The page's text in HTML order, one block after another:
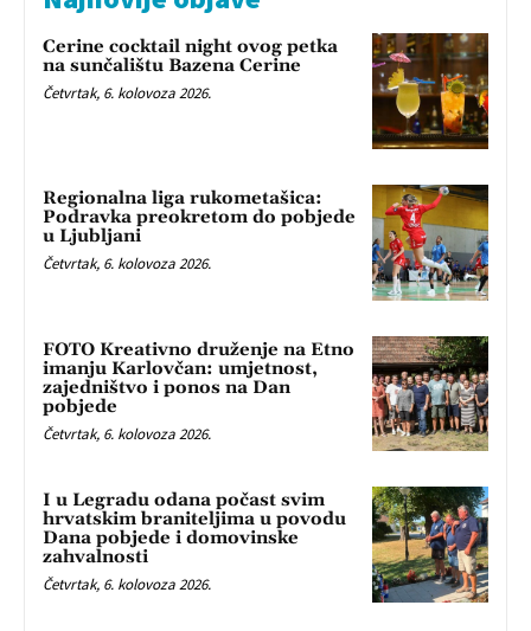
Cerine cocktail night ovog petka
na sunčalištu Bazena Cerine
Četvrtak, 6. kolovoza 2026.
Regionalna liga rukometašica:
Podravka preokretom do pobjede
u Ljubljani
Četvrtak, 6. kolovoza 2026.
FOTO Kreativno druženje na Etno
imanju Karlovčan: umjetnost,
zajedništvo i ponos na Dan
pobjede
Četvrtak, 6. kolovoza 2026.
I u Legradu odana počast svim
hrvatskim braniteljima u povodu
Dana pobjede i domovinske
zahvalnosti
Četvrtak, 6. kolovoza 2026.